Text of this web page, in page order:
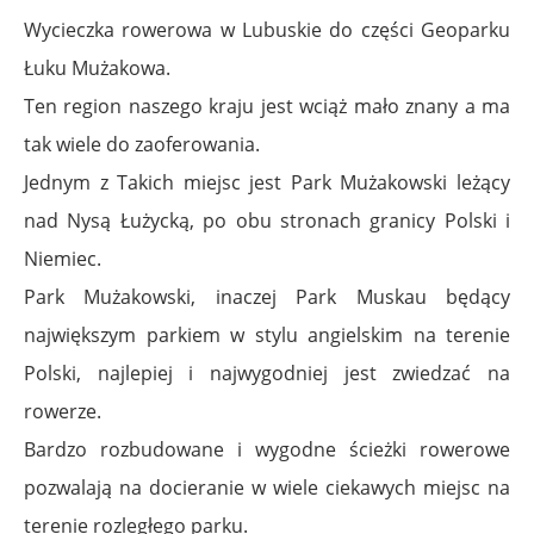
Wycieczka rowerowa w Lubuskie do części Geoparku
Łuku Mużakowa.
Ten region naszego kraju jest wciąż mało znany a ma
tak wiele do zaoferowania.
Jednym z Takich miejsc jest Park Mużakowski leżący
nad Nysą Łużycką, po obu stronach granicy Polski i
Niemiec.
Park Mużakowski, inaczej Park Muskau będący
największym parkiem w stylu angielskim na terenie
Polski, najlepiej i najwygodniej jest zwiedzać na
rowerze.
Bardzo rozbudowane i wygodne ścieżki rowerowe
pozwalają na docieranie w wiele ciekawych miejsc na
terenie rozległego parku.